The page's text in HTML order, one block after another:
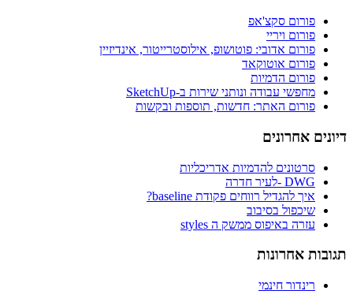
פורום סקצ'אפ
פורום ויריי
פורום אדובי: פוטושופ, אילוסטרייטור, אינדיזיין
פורום אוטוקאד
פורום הדמיות
מחפשי עבודה ונותני שירות ב-SketchUp
פורום האתר: חדשות, תוספות ובקשות
דיונים אחרונים
סרטונים להדמיות אדריכליות
DWG -לעיר חדרה
איך להגדיל רווחים פקודת baseline?
שיכפול בסיבוב
עזרה באיפוס ממשק ה styles
תגובות אחרונות
רינדור חינמי